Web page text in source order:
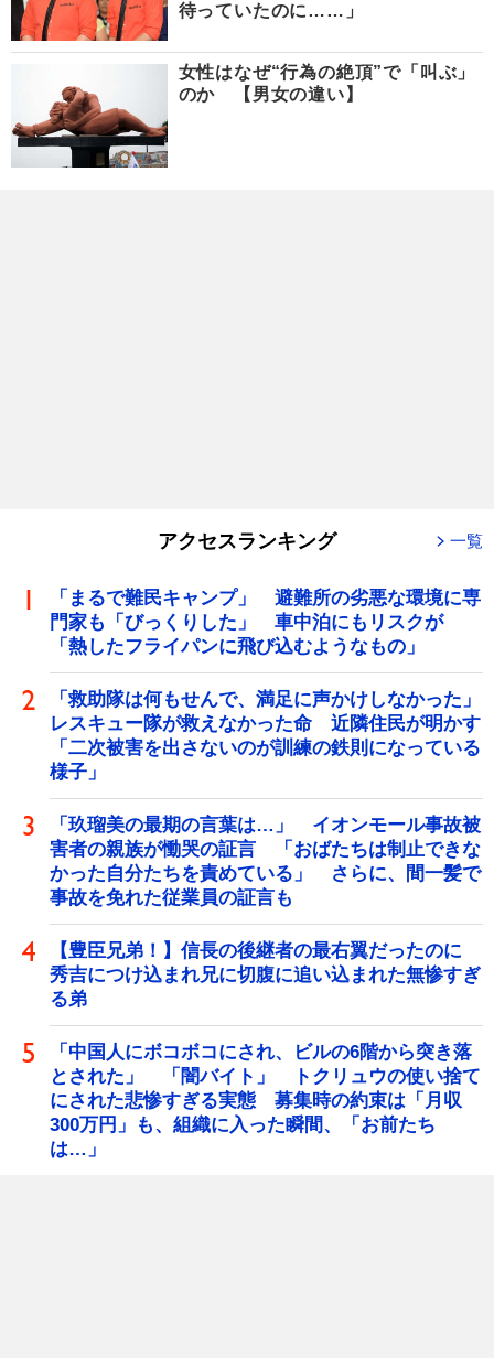
待っていたのに……」
女性はなぜ“行為の絶頂”で「叫ぶ」
のか 【男女の違い】
アクセスランキング 一覧
「まるで難民キャンプ」 避難所の劣悪な環境に専
門家も「びっくりした」 車中泊にもリスクが
「熱したフライパンに飛び込むようなもの」
「救助隊は何もせんで、満足に声かけしなかった」
レスキュー隊が救えなかった命 近隣住民が明かす
「二次被害を出さないのが訓練の鉄則になっている
様子」
「玖瑠美の最期の言葉は…」 イオンモール事故被
害者の親族が慟哭の証言 「おばたちは制止できな
かった自分たちを責めている」 さらに、間一髪で
事故を免れた従業員の証言も
【豊臣兄弟！】信長の後継者の最右翼だったのに
秀吉につけ込まれ兄に切腹に追い込まれた無惨すぎ
る弟
「中国人にボコボコにされ、ビルの6階から突き落
とされた」 「闇バイト」 トクリュウの使い捨て
にされた悲惨すぎる実態 募集時の約束は「月収
300万円」も、組織に入った瞬間、「お前たち
は…」